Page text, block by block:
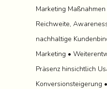
Marketing
Reichweite,
nachhaltige
Marketing •
Präsenz hinsichtlich
Konversionsteigerung